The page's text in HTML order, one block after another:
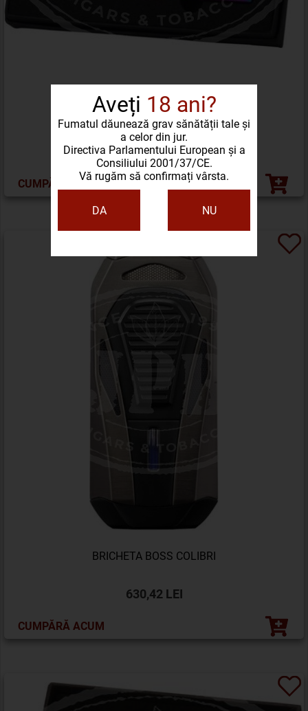
Aveți 18 ani?
Fumatul dăunează grav sănătății tale și
a celor din jur.
Directiva Parlamentului European și a
Consiliului 2001/37/CE.
Vă rugăm să confirmați vârsta.
DA NU
ZIPPO GIFT SET SPECTRUM
330,46 LEI
CUMPĂRĂ ACUM
BRICHETA BOSS COLIBRI
630,42 LEI
CUMPĂRĂ ACUM